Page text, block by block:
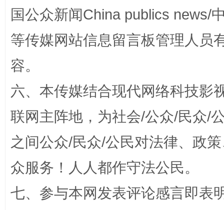
国公众新闻China publics news/
等传媒网站信息留言板管理人员
容。
六、本传媒结合现代网络科技影
联网主阵地，为社会/公众/民众/
之间公众/民众/公民对法律、政
众服务！人人都作守法公民。
七、参与本网发表评论感言即表